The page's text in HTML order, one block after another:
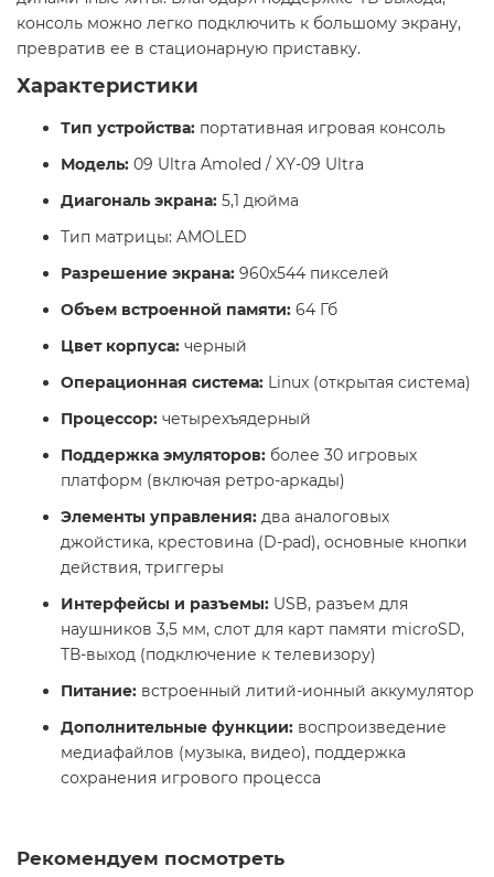
консоль можно легко подключить к большому экрану,
превратив ее в стационарную приставку.
Характеристики
Тип устройства: портативная игровая консоль
Модель: 09 Ultra Amoled / XY-09 Ultra
Диагональ экрана: 5,1 дюйма
Тип матрицы: AMOLED
Разрешение экрана: 960x544 пикселей
Объем встроенной памяти: 64 Гб
Цвет корпуса: черный
Операционная система: Linux (открытая система)
Процессор: четырехъядерный
Поддержка эмуляторов: более 30 игровых
платформ (включая ретро-аркады)
Элементы управления: два аналоговых
джойстика, крестовина (D-pad), основные кнопки
действия, триггеры
Интерфейсы и разъемы: USB, разъем для
наушников 3,5 мм, слот для карт памяти microSD,
ТВ-выход (подключение к телевизору)
Питание: встроенный литий-ионный аккумулятор
Дополнительные функции: воспроизведение
медиафайлов (музыка, видео), поддержка
сохранения игрового процесса
Рекомендуем посмотреть